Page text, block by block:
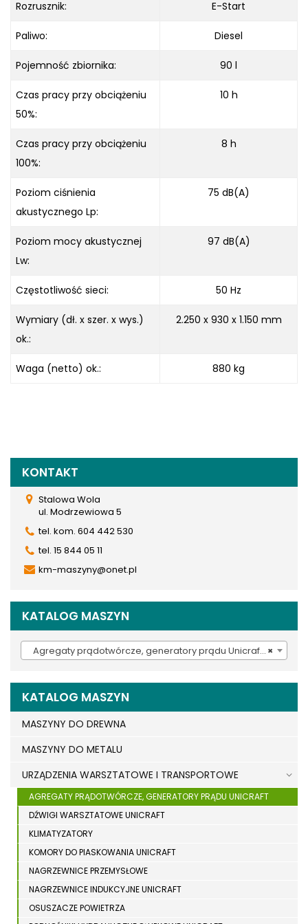
Rozrusznik: E-Start
Paliwo: Diesel
Pojemność zbiornika: 90 l
Czas pracy przy obciążeniu
50%:
10 h
Czas pracy przy obciążeniu
100%:
8 h
Poziom ciśnienia
akustycznego Lp:
75 dB(A)
Poziom mocy akustycznej
Lw:
97 dB(A)
Częstotliwość sieci: 50 Hz
Wymiary (dł. x szer. x wys.)
ok.:
2.250 x 930 x 1.150 mm
Waga (netto) ok.: 880 kg
KONTAKT
Stalowa Wola
ul. Modrzewiowa 5
tel. kom. 604 442 530
tel. 15 844 05 11
km-maszyny@onet.pl
KATALOG MASZYN
×
Agregaty prądotwórcze, generatory prądu Unicraft (48)
KATALOG MASZYN
MASZYNY DO DREWNA
MASZYNY DO METALU
URZĄDZENIA WARSZTATOWE I TRANSPORTOWE
AGREGATY PRĄDOTWÓRCZE, GENERATORY PRĄDU UNICRAFT
DŹWIGI WARSZTATOWE UNICRAFT
KLIMATYZATORY
KOMORY DO PIASKOWANIA UNICRAFT
NAGRZEWNICE PRZEMYSŁOWE
NAGRZEWNICE INDUKCYJNE UNICRAFT
OSUSZACZE POWIETRZA